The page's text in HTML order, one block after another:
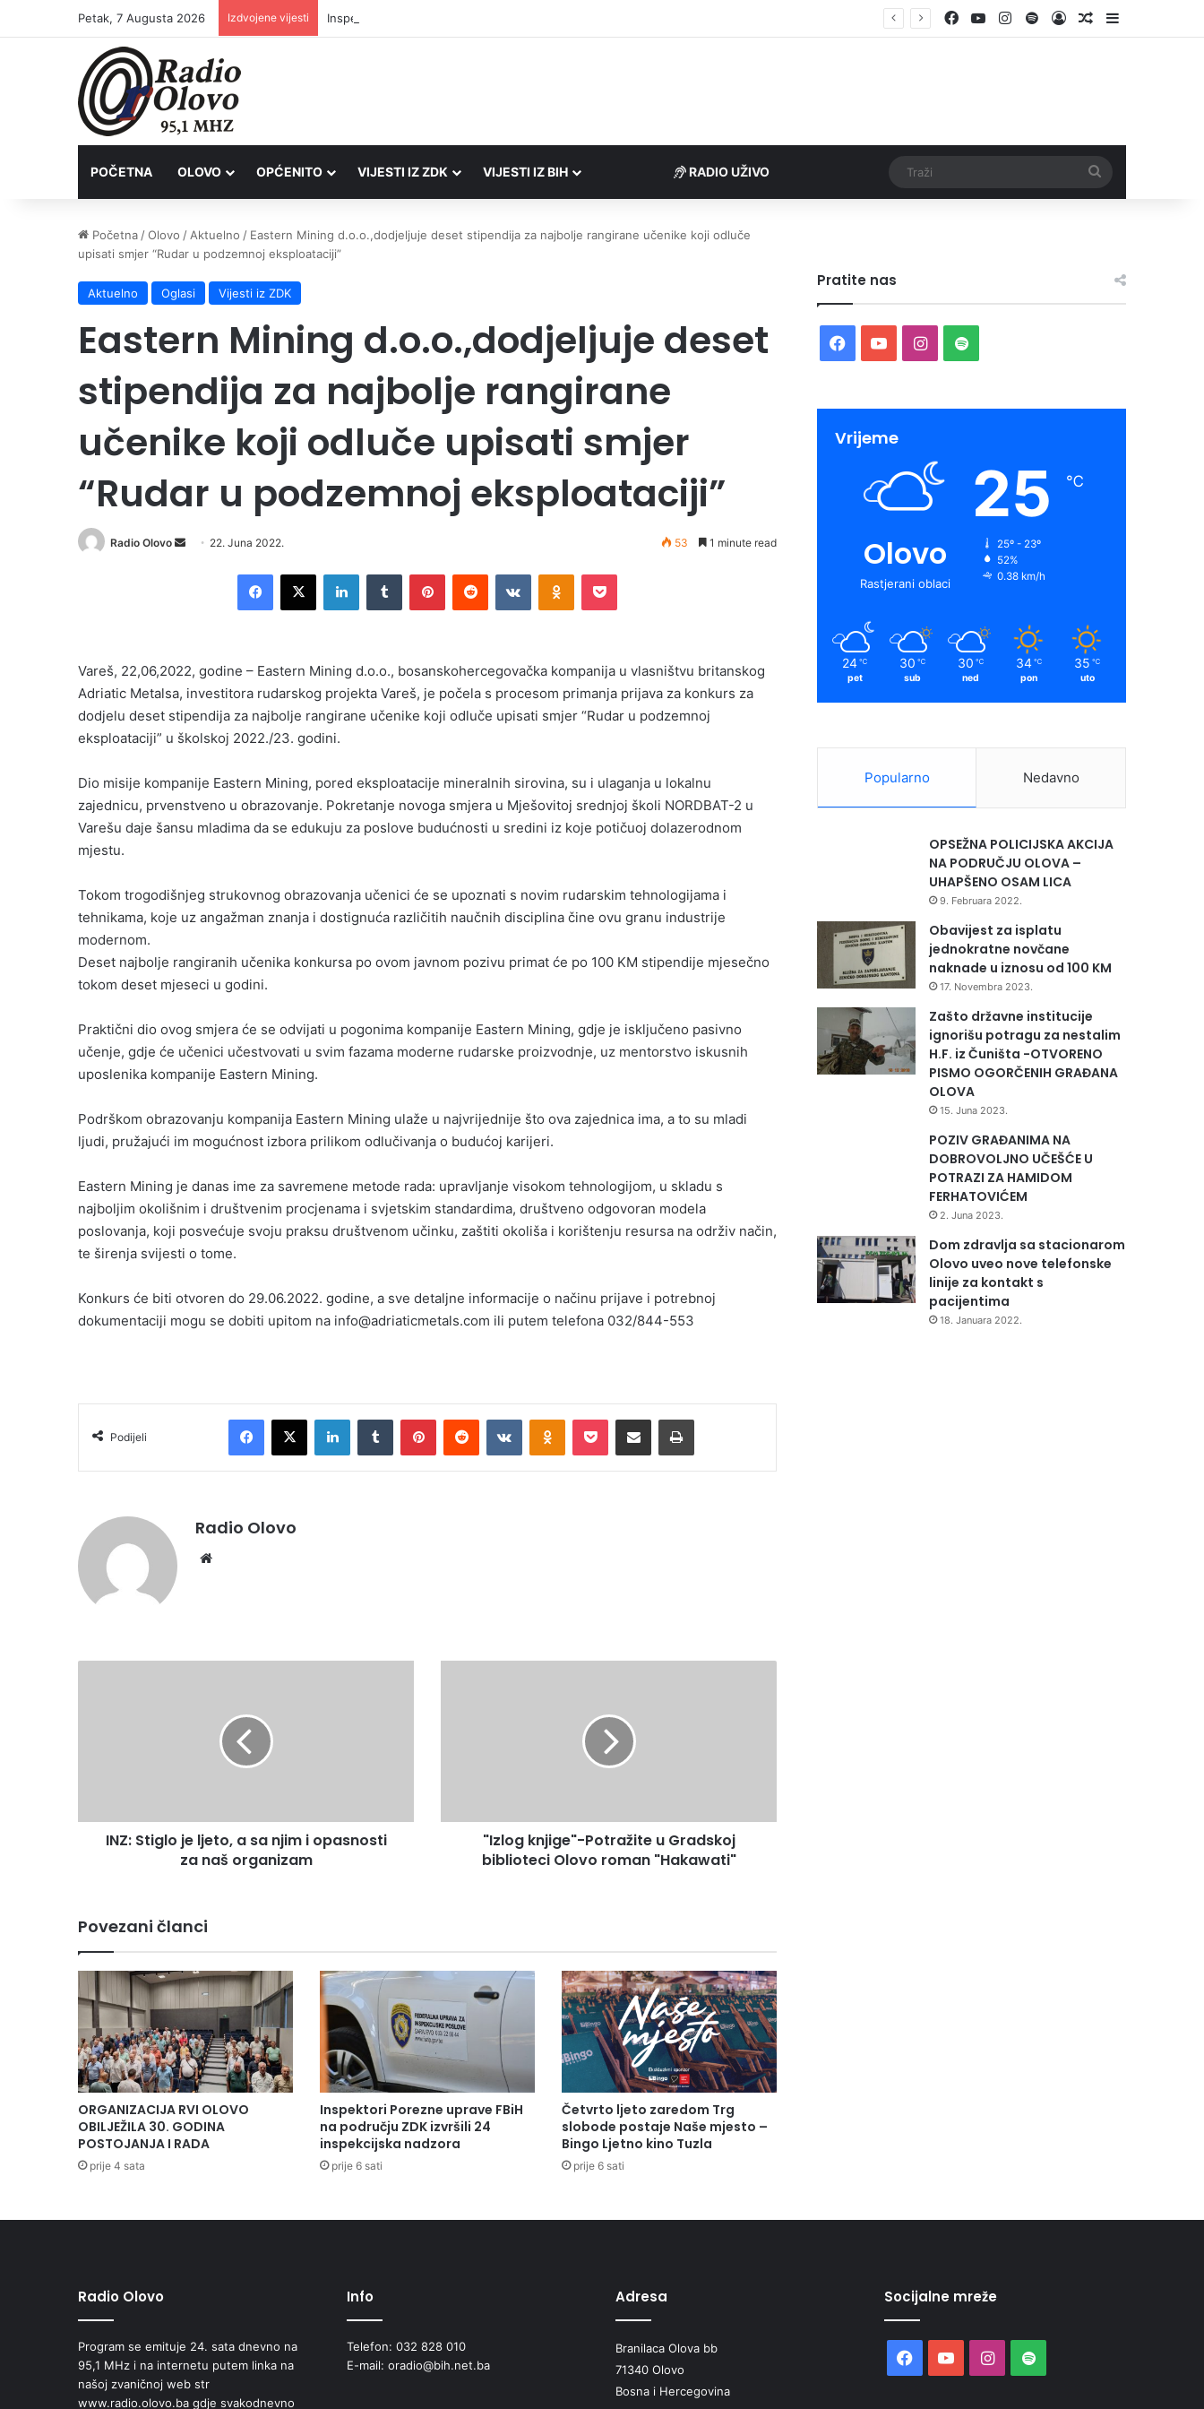
Petak, 7 Augusta 2026 Izdvojene vijesti Inspektori Porezne uprave FBiH na području ZDK izvršili 24 inspekcijska nadzora Facebook
YouTubeInstagram
SpotifyLog InRandom Article
Sidebar
POČETNA OLOVO OPĆENITO VIJESTI IZ ZDK VIJESTI IZ BIH RADIO UŽIVO
Početna /Olovo / Aktuelno / Eastern Mining d.o.o.,dodjeljuje deset stipendija za najbolje rangirane učenike koji odluče
upisati smjer “Rudar u podzemnoj eksploataciji”
Aktuelno Oglasi Vijesti iz ZDK
Eastern Mining d.o.o.,dodjeljuje deset
stipendija za najbolje rangirane
učenike koji odluče upisati smjer
“Rudar u podzemnoj eksploataciji”
Radio Olovo
Send 22. Juna 2022. 53 1 minute read
Facebook
X LinkedInTumblr PinterestReddit VKontakteOdnoklassniki
Pocket
Vareš, 22,06,2022, godine – Eastern Mining d.o.o., bosanskohercegovačka kompanija u vlasništvu britanskog
Adriatic Metalsa, investitora rudarskog projekta Vareš, je počela s procesom primanja prijava za konkurs za
dodjelu deset stipendija za najbolje rangirane učenike koji odluče upisati smjer “Rudar u podzemnoj
eksploataciji” u školskoj 2022./23. godini.
Dio misije kompanije Eastern Mining, pored eksploatacije mineralnih sirovina, su i ulaganja u lokalnu
zajednicu, prvenstveno u obrazovanje. Pokretanje novoga smjera u Mješovitoj srednjoj školi NORDBAT-2 u
Varešu daje šansu mladima da se edukuju za poslove budućnosti u sredini iz koje potičuoj dolazerodnom
mjestu.
Tokom trogodišnjeg strukovnog obrazovanja učenici će se upoznati s novim rudarskim tehnologijama i
tehnikama, koje uz angažman znanja i dostignuća različitih naučnih disciplina čine ovu granu industrije
modernom.
Deset najbolje rangiranih učenika konkursa po ovom javnom pozivu primat će po 100 KM stipendije mjesečno
tokom deset mjeseci u godini.
Praktični dio ovog smjera će se odvijati u pogonima kompanije Eastern Mining, gdje je isključeno pasivno
učenje, gdje će učenici učestvovati u svim fazama moderne rudarske proizvodnje, uz mentorstvo iskusnih
uposlenika kompanije Eastern Mining.
Podrškom obrazovanju kompanija Eastern Mining ulaže u najvrijednije što ova zajednica ima, a to su mladi
ljudi, pružajući im mogućnost izbora prilikom odlučivanja o budućoj karijeri.
Eastern Mining je danas ime za savremene metode rada: upravljanje visokom tehnologijom, u skladu s
najboljim okolišnim i društvenim procjenama i svjetskim standardima, društveno odgovoran modela
poslovanja, koji posvećuje svoju praksu društvenom učinku, zaštiti okoliša i korištenju resursa na održiv način,
te širenja svijesti o tome.
Konkurs će biti otvoren do 29.06.2022. godine, a sve detaljne informacije o načinu prijave i potrebnoj
dokumentaciji mogu se dobiti upitom na info@adriaticmetals.com ili putem telefona 032/844-553
Podijeli
Facebook
X LinkedInTumblr PinterestReddit VKontakteOdnoklassniki
Pocket Podijeli putem Emaila Print
Radio Olovo
opasnosti
INZ: Stiglo je ljeto, a sa njim i opasnosti
za naš organizam
"Hakawati"
"Izlog knjige"-Potražite u Gradskoj
biblioteci Olovo roman "Hakawati"
Povezani članci
ORGANIZACIJA RVI OLOVO
OBILJEŽILA 30. GODINA
POSTOJANJA I RADA
prije 4 sata
Inspektori Porezne uprave FBiH
na području ZDK izvršili 24
inspekcijska nadzora
prije 6 sati
Četvrto ljeto zaredom Trg
slobode postaje Naše mjesto –
Bingo Ljetno kino Tuzla
prije 6 sati
Pratite nas
Facebook
YouTubeInstagram
Spotify
Vrijeme
Olovo
Rastjerani oblaci
25 ℃
25º - 23º
52%
0.38 km/h
24 ℃
pet
30 ℃
sub
30 ℃
ned
34 ℃
pon
35 ℃
uto
Popularno Nedavno
OPSEŽNA POLICIJSKA AKCIJA
NA PODRUČJU OLOVA –
UHAPŠENO OSAM LICA
9. Februara 2022.
Obavijest za isplatu
jednokratne novčane
naknade u iznosu od 100 KM
17. Novembra 2023.
Zašto državne institucije
ignorišu potragu za nestalim
H.F. iz Čuništa -OTVORENO
PISMO OGORČENIH GRAĐANA
OLOVA
15. Juna 2023.
POZIV GRAĐANIMA NA
DOBROVOLJNO UČEŠĆE U
POTRAZI ZA HAMIDOM
FERHATOVIĆEM
2. Juna 2023.
Dom zdravlja sa stacionarom
Olovo uveo nove telefonske
linije za kontakt s
pacijentima
18. Januara 2022.
Radio Olovo
Program se emituje 24. sata dnevno na
95,1 MHz i na internetu putem linka na
našoj zvaničnoj web str
www.radio.olovo.ba gdje svakodnevno
Info
Telefon: 032 828 010
E-mail: oradio@bih.net.ba
Adresa
Branilaca Olova bb
71340 Olovo
Bosna i Hercegovina
Socijalne mreže
Facebook
YouTubeInstagram
Spotify